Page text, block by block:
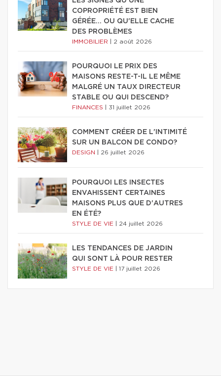
COPROPRIÉTÉ EST BIEN
GÉRÉE… OU QU'ELLE CACHE
DES PROBLÈMES
IMMOBILIER 2 août 2026
POURQUOI LE PRIX DES
MAISONS RESTE-T-IL LE MÊME
MALGRÉ UN TAUX DIRECTEUR
STABLE OU QUI DESCEND?
FINANCES 31 juillet 2026
COMMENT CRÉER DE L'INTIMITÉ
SUR UN BALCON DE CONDO?
DESIGN 26 juillet 2026
POURQUOI LES INSECTES
ENVAHISSENT CERTAINES
MAISONS PLUS QUE D'AUTRES
EN ÉTÉ?
STYLE DE VIE 24 juillet 2026
LES TENDANCES DE JARDIN
QUI SONT LÀ POUR RESTER
STYLE DE VIE 17 juillet 2026